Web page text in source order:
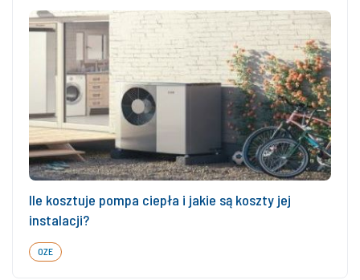
Ile kosztuje pompa ciepła i jakie są koszty jej
instalacji?
OZE